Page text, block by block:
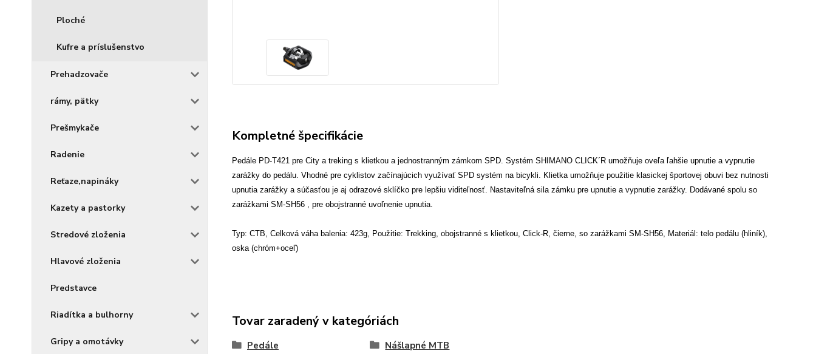
Ploché
Kufre a príslušenstvo
Prehadzovače
rámy, pätky
Prešmykače
Radenie
Reťaze,napináky
Kazety a pastorky
Stredové zloženia
Hlavové zloženia
Predstavce
Riadítka a bulhorny
Gripy a omotávky
Kompletné špecifikácie
Pedále PD-T421 pre City a treking s klietkou a jednostranným zámkom SPD. Systém SHIMANO CLICK´R umožňuje oveľa ľahšie upnutie a vypnutie
zarážky do pedálu. Vhodné pre cyklistov začínajúcich využívať SPD systém na bicykli. Klietka umožňuje použitie klasickej športovej obuvi bez nutnosti
upnutia zarážky a súčasťou je aj odrazové sklíčko pre lepšiu viditeľnosť. Nastaviteľná sila zámku pre upnutie a vypnutie zarážky. Dodávané spolu so
zarážkami SM-SH56 , pre obojstranné uvoľnenie upnutia.
Typ: CTB, Celková váha balenia: 423g, Použitie: Trekking, obojstranné s klietkou, Click-R, čierne, so zarážkami SM-SH56, Materiál: telo pedálu (hliník),
oska (chróm+oceľ)
Tovar zaradený v kategóriách
Pedále Nášlapné MTB